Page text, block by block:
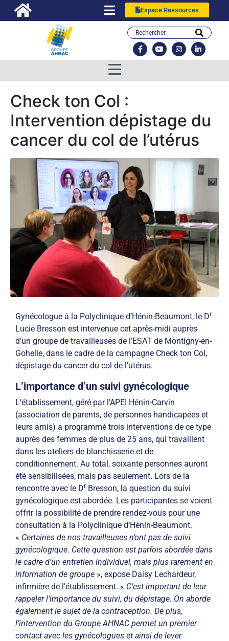
Espace Ressources
Check ton Col :
Intervention dépistage du
cancer du col de l’utérus
Gynécologue à la Polyclinique d’Hénin-Beaumont, le Dr
Lucie Bresson est intervenue cet après-midi auprès
d’un groupe de travailleuses de l’ESAT de Montigny-en-
Gohelle, dans le cadre de la campagne Check ton Col,
dépistage du cancer du col de l’utérus.
L’importance d’un suivi gynécologique
L’établissement, géré par l’APEI Hénin-Carvin
(association de parents, de personnes handicapées et
leurs amis) a programmé trois interventions de ce type
auprès des femmes de plus de 25 ans, qui travaillent
dans les ateliers de blanchisserie et de
conditionnement. Au total, soixante personnes auront
été sensibilisées, mais pas seulement. Lors de la
rencontre avec le Dr Bresson, la question du suivi
gynécologique est abordée. Les participantes se voient
offrir la possibilité de prendre rendez-vous pour une
consultation à la Polyclinique d’Hénin-Beaumont.
« Certaines de nos travailleuses n’ont pas de suivi
gynécologique. Cette question est parfois abordée dans
le cadre d’un entretien individuel, mais plus rarement en
information de groupe », expose Daisy Lechardeur,
infirmière de l’établissement. « C’est important de leur
rappeler l’importance du suivi, du dépistage. On aborde
également le sujet de la contraception. De plus,
l’intervention du Groupe AHNAC permet un premier
contact avec les gynécologues et ainsi de lever